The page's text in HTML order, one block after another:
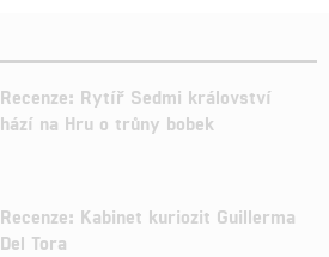
Recenze: Rytíř Sedmi království
hází na Hru o trůny bobek
Recenze: Kabinet kuriozit Guillerma
Del Tora